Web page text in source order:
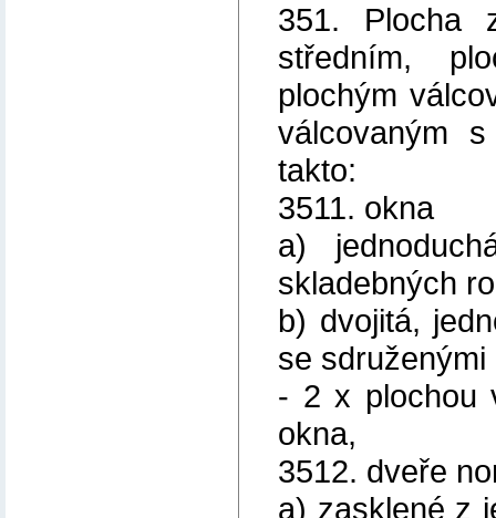
351. Plocha
středním,
plochým
válcovaným
takto:
3511. okna
a)
skladebných
b) dvojitá,
se
- 2 x plochou
okna,
3512. dveře
a) zasklené z